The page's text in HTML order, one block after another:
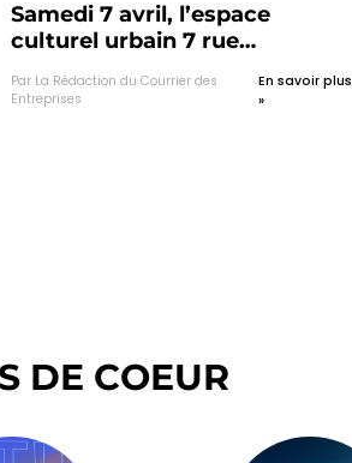
Samedi 7 avril, l’espace
culturel urbain 7 rue
‘effervescence’.
Par La Rédaction du Courrier des
Entreprises
En savoir plus
»
DE COEUR